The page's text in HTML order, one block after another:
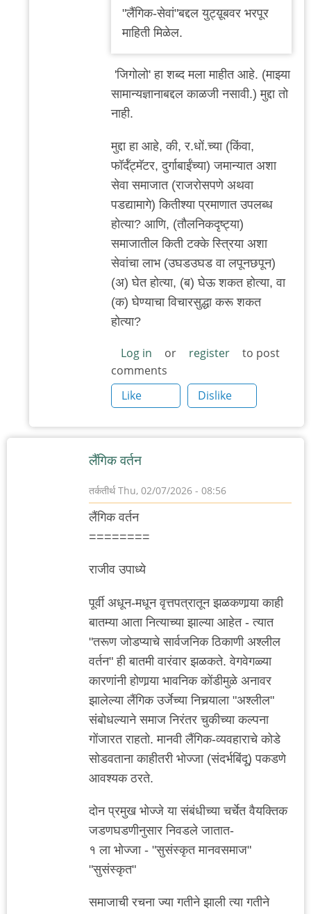
"लैंगिक-सेवां"बद्दल युट्य़ूबवर भरपूर
माहिती मिळेल.
'जिगोलो' हा शब्द मला माहीत आहे. (माझ्या
सामान्यज्ञानाबद्दल काळजी नसावी.) मुद्दा तो
नाही.
मुद्दा हा आहे, की, र.धों.च्या (किंवा,
फॉर्दॅट्मॅटर, दुर्गाबाईंच्या) जमान्यात अशा
सेवा समाजात (राजरोसपणे अथवा
पडद्यामागे) कितीश्या प्रमाणात उपलब्ध
होत्या? आणि, (तौलनिकदृष्ट्या)
समाजातील किती टक्के स्त्रिया अशा
सेवांचा लाभ (उघडउघड वा लपूनछपून)
(अ) घेत होत्या, (ब) घेऊ शकत होत्या, वा
(क) घेण्याचा विचारसुद्धा करू शकत
होत्या?
Log in or register
to post
comments
Like
Dislike
लैंगिक वर्तन
तर्कतीर्थThu, 02/07/2026 - 08:56
लैंगिक वर्तन
========
राजीव उपाध्ये
पूर्वी अधून-मधून वृत्तपत्रातून झळकणार्‍या काही
बातम्या आता नित्याच्या झाल्या आहेत - त्यात
"तरूण जोडप्याचे सार्वजनिक ठिकाणी अश्लील
वर्तन" ही बातमी वारंवार झळकते. वेगवेगळ्या
कारणांनी होणार्‍या भावनिक कोंडीमुळे अनावर
झालेल्या लैंगिक उर्जेच्या निचर्‍याला "अश्लील"
संबोधल्याने समाज निरंतर चुकीच्या कल्पना
गोंजारत राहतो. मानवी लैंगिक-व्यवहाराचे कोडे
सोडवताना काहीतरी भोज्जा (संदर्भबिंदू) पकडणे
आवश्यक ठरते.
दोन प्रमुख भोज्जे या संबंधीच्या चर्चेत वैयक्तिक
जडणघडणीनुसार निवडले जातात-
१ ला भोज्जा - "सुसंस्कृत मानवसमाज"
"सुसंस्कृत"
समाजाची रचना ज्या गतीने झाली त्या गतीने